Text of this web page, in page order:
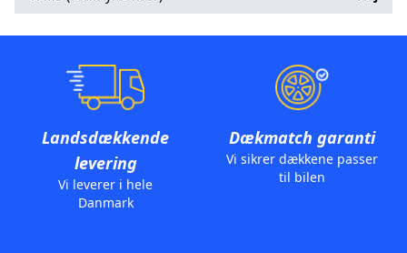
Landsdækkende
levering
Vi leverer i hele
Danmark
Dækmatch garanti
Vi sikrer dækkene passer
til bilen